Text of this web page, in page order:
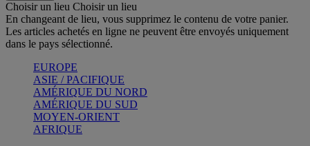
Choisir un lieu Choisir un lieu
En changeant de lieu, vous supprimez le contenu de votre panier.
Les articles achetés en ligne ne peuvent être envoyés uniquement
dans le pays sélectionné.
EUROPE
ASIE / PACIFIQUE
AMÉRIQUE DU NORD
AMÉRIQUE DU SUD
MOYEN-ORIENT
AFRIQUE